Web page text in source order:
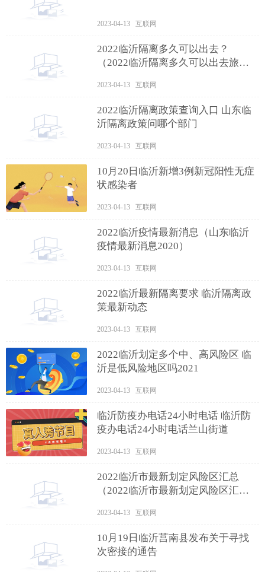
2023-04-13 互联网
2022临沂隔离多久可以出去？
（2022临沂隔离多久可以出去旅
2023-04-13 互联网
2022临沂隔离政策查询入口 山东临
沂隔离政策问哪个部门
2023-04-13 互联网
10月20日临沂新增3例新冠阳性无症
状感染者
2023-04-13 互联网
2022临沂疫情最新消息（山东临沂
疫情最新消息2020）
2023-04-13 互联网
2022临沂最新隔离要求 临沂隔离政
策最新动态
2023-04-13 互联网
2022临沂划定多个中、高风险区 临
沂是低风险地区吗2021
2023-04-13 互联网
临沂防疫办电话24小时电话 临沂防
疫办电话24小时电话兰山街道
2023-04-13 互联网
2022临沂市最新划定风险区汇总
（2022临沂市最新划定风险区汇总
2023-04-13 互联网
10月19日临沂莒南县发布关于寻找
次密接的通告